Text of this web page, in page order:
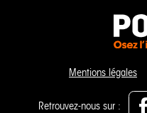
Mentions légales
Retrouvez-nous sur :